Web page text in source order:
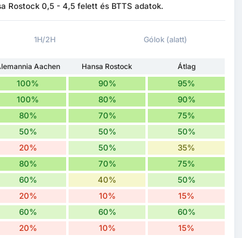
Rostock 0,5 - 4,5 felett és BTTS adatok.
1H/2H Gólok (alatt)
Aachen Hansa Rostock
Átlag
100% 90% 95%
100% 80% 90%
80% 70% 75%
50% 50% 50%
20% 50% 35%
80% 70% 75%
60% 40% 50%
20% 10% 15%
60% 60% 60%
20% 10% 15%